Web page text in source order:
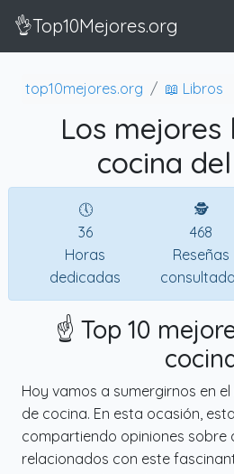
👌Top10Mejores.org
top10mejores.org 📖 Libros
Los mejores
cocina
🕔
36
Horas
dedicadas
🕵
468
Reseñas
☝️ Top 10
Hoy vamos a sumergirnos en
de cocina. En esta ocasión,
compartiendo opiniones sobre
relacionados con este